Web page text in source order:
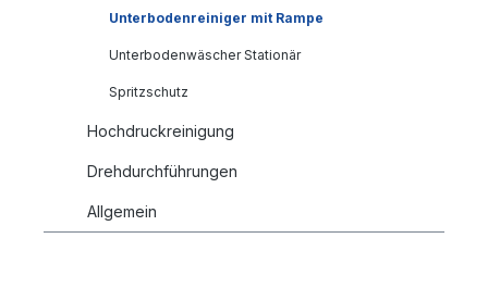
Unterbodenreiniger mit Rampe
Unterbodenwäscher Stationär
Spritzschutz
Hochdruckreinigung
Drehdurchführungen
Allgemein